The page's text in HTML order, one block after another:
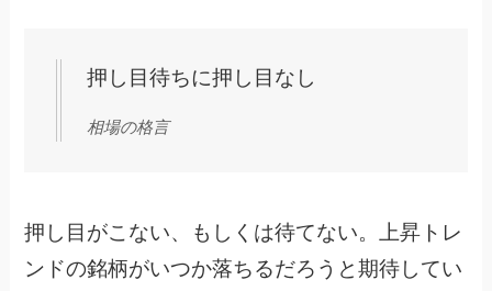
押し目待ちに押し目なし
相場の格言
押し目がこない、もしくは待てない。上昇トレ
ンドの銘柄がいつか落ちるだろうと期待してい